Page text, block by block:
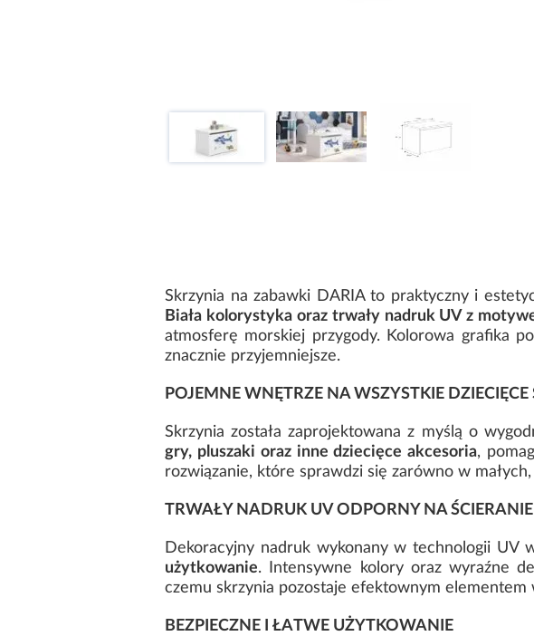
Skrzynia na zabawki DARIA to praktyczny i
Biała kolorystyka oraz trwały nadruk UV z
atmosferę morskiej przygody. Kolorowa grafika
znacznie przyjemniejsze.
POJEMNE WNĘTRZE NA WSZYSTKIE DZIECIĘCE
Skrzynia została zaprojektowana z myślą o
gry, pluszaki oraz inne dziecięce akcesoria,
rozwiązanie, które sprawdzi się zarówno w
TRWAŁY NADRUK UV ODPORNY NA ŚCIERANIE
Dekoracyjny nadruk wykonany w technologii UV
użytkowanie. Intensywne kolory oraz wyraźne
czemu skrzynia pozostaje efektownym elementem
BEZPIECZNE I ŁATWE UŻYTKOWANIE